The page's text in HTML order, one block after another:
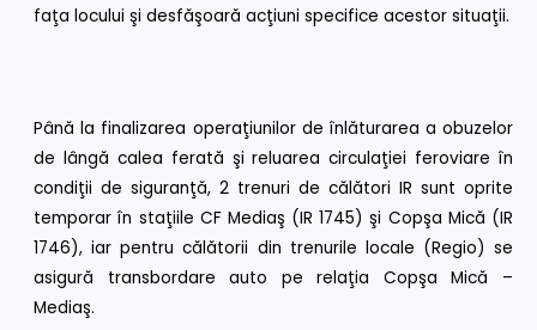
faţa locului şi desfăşoară acţiuni specifice acestor situaţii.
Până la finalizarea operaţiunilor de înlăturarea a obuzelor
de lângă calea ferată şi reluarea circulaţiei feroviare în
condiţii de siguranţă, 2 trenuri de călători IR sunt oprite
temporar în staţiile CF Mediaş (IR 1745) şi Copşa Mică (IR
1746), iar pentru călătorii din trenurile locale (Regio) se
asigură transbordare auto pe relaţia Copşa Mică –
Mediaş.